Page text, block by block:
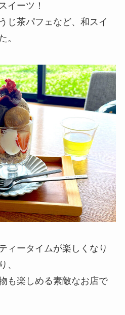
イーツ！
じ茶パフェなど、和スイ
。
ィータイムが楽しくなり
、
も楽しめる素敵なお店で